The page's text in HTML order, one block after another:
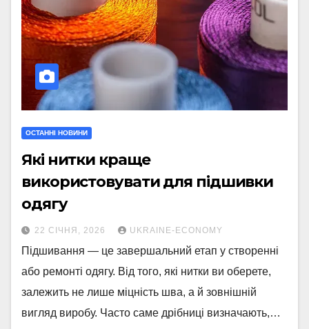
ОСТАННІ НОВИНИ
Які нитки краще
використовувати для підшивки
одягу
22 СІЧНЯ, 2026 UKRAINE-ECONOMY
Підшивання — це завершальний етап у створенні
або ремонті одягу. Від того, які нитки ви оберете,
залежить не лише міцність шва, а й зовнішній
вигляд виробу. Часто саме дрібниці визначають,…